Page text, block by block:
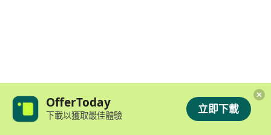
OfferToday
下載以獲取最佳體驗 立即下載